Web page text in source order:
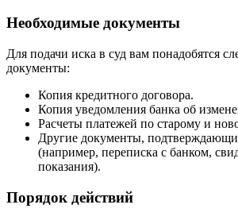
Необходимые документы
Для подачи иска в суд вам понадобятся
документы:
Копия кредитного договора.
Копия уведомления банка об
Расчеты платежей по старому и
Другие документы,
(например, переписка с банком,
показания).
Порядок действий